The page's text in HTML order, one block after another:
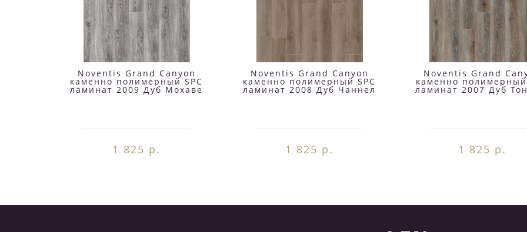
Noventis Grand Canyon
каменно полимерный SPC
ламинат 2009 Дуб Мохаве
1 825 р.
Noventis Grand Canyon
каменно полимерный SPC
ламинат 2008 Дуб Чаннел
1 825 р.
Noventis Grand
каменно полимерный
ламинат 2007 Дуб
1 825 р.